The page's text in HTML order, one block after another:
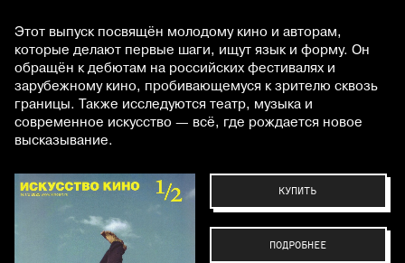
Этот выпуск посвящён молодому кино и авторам,
которые делают первые шаги, ищут язык и форму. Он
обращён к дебютам на российских фестивалях и
зарубежному кино, пробивающемуся к зрителю сквозь
границы. Также исследуются театр, музыка и
современное искусство — всё, где рождается новое
высказывание.
КУПИТЬ
ПОДРОБНЕЕ